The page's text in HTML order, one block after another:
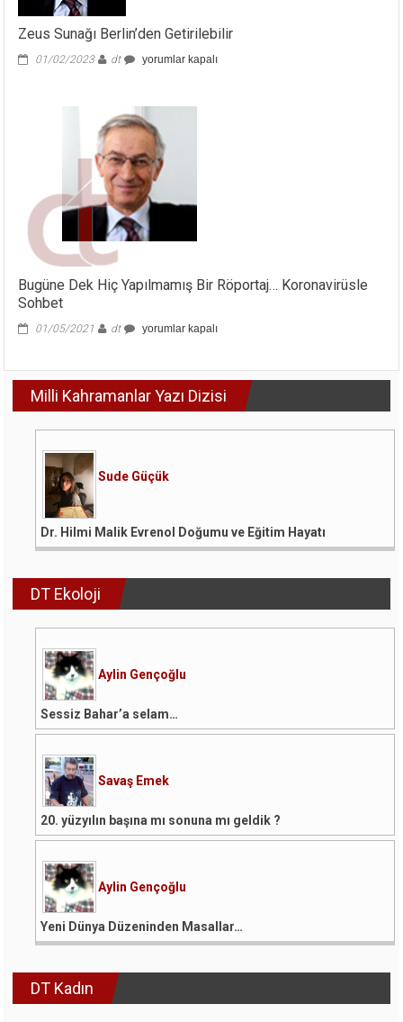
Zeus Sunağı Berlin’den Getirilebilir
01/02/2023 dt
Zeus
Getirilebilir
için
yorumlar kapalı
Bugüne Dek Hiç Yapılmamış Bir Röportaj… Koronavirüsle
Sohbet
01/05/2021 dt
Bugüne
Bir
Röportaj…
yorumlar kapalı
Milli Kahramanlar Yazı Dizisi
Sude Güçük
Dr. Hilmi Malik Evrenol Doğumu ve Eğitim Hayatı
DT Ekoloji
Aylin Gençoğlu
Sessiz Bahar’a selam…
Savaş Emek
20. yüzyılın başına mı sonuna mı geldik ?
Aylin Gençoğlu
Yeni Dünya Düzeninden Masallar…
DT Kadın